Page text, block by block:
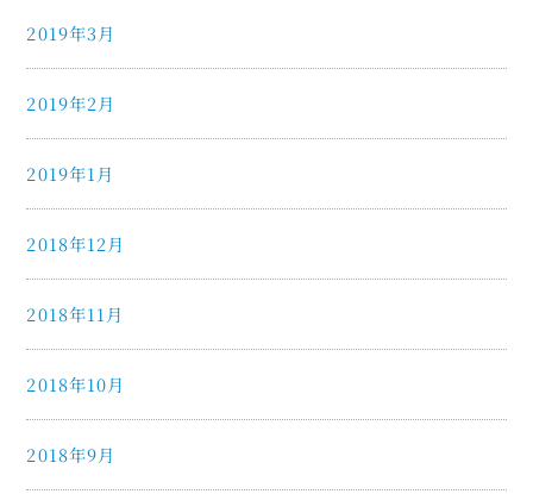
2019年3月
2019年2月
2019年1月
2018年12月
2018年11月
2018年10月
2018年9月